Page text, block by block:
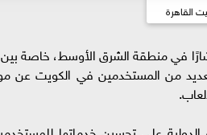
القاهرة
في منطقة الشرق الأوسط، خاصة
من المستخدمين في الكويت عن